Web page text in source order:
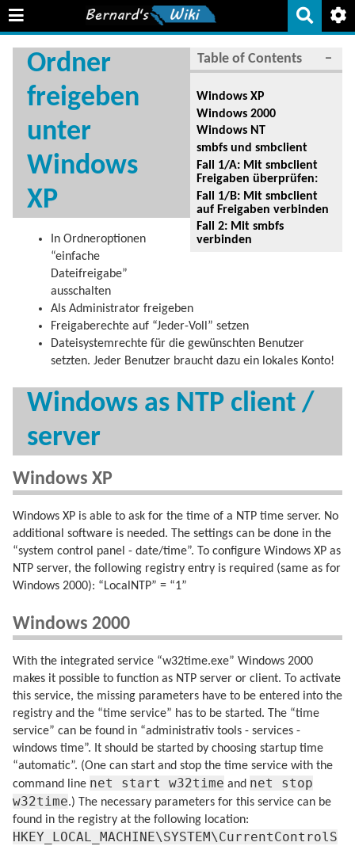
−
Table of Contents
Windows XP
Windows 2000
Windows NT
smbfs und smbclient
Fall 1/A: Mit smbclient
Freigaben überprüfen:
Fall 1/B: Mit smbclient
auf Freigaben verbinden
Fall 2: Mit smbfs
verbinden
Ordner
freigeben
unter
Windows
XP
In Ordneroptionen
“einfache
Dateifreigabe”
ausschalten
Als Administrator freigeben
Freigaberechte auf “Jeder-Voll” setzen
Dateisystemrechte für die gewünschten Benutzer
setzten. Jeder Benutzer braucht dazu ein lokales Konto!
Windows as NTP client /
server
Windows XP
Windows XP is able to ask for the time of a NTP time server. No
additional software is needed. The settings can be done in the
“system control panel - date/time”. To configure Windows XP as
NTP server, the following registry entry is required (same as for
Windows 2000): “LocalNTP” = “1”
Windows 2000
With the integrated service “w32time.exe” Windows 2000
makes it possible to function as NTP server or client. To activate
this service, the missing parameters have to be entered into the
registry and the “time service” has to be started. The “time
service” can be found in “administrativ tools - services -
windows time”. It should be started by choosing startup time
“automatic”. (One can start and stop the time service with the
command line net start w32time and net stop
w32time.) The necessary parameters for this service can be
found in the registry at the following location:
HKEY_LOCAL_MACHINE\SYSTEM\CurrentControlS